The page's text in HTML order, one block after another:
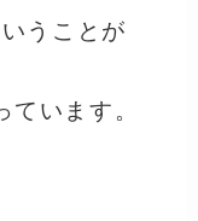
うことが
います。